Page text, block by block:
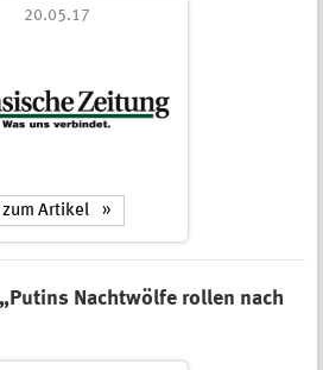
20.05.17
zum Artikel
Nachtwölfe rollen nach